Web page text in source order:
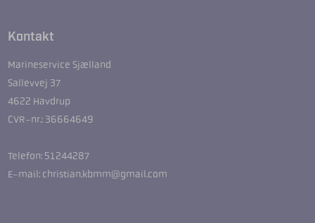
Kontakt
Marineservice Sjælland
Sallevvej 37
4622 Havdrup
CVR-nr.: 36664649
Telefon: 51244287
E-mail: christian.kbmm@gmail.com